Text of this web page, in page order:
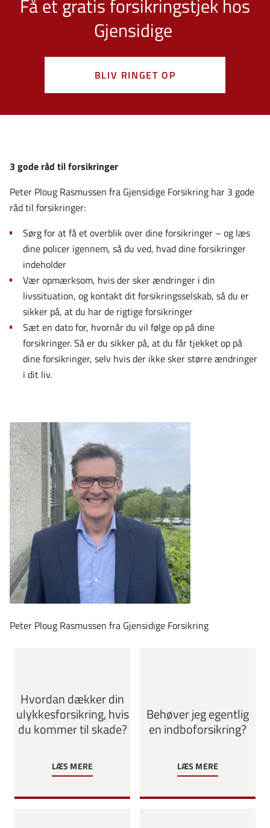
Få et gratis forsikringstjek hos
Gjensidige
BLIV RINGET OP
3 gode råd til forsikringer
Peter Ploug Rasmussen fra Gjensidige Forsikring har 3 gode
råd til forsikringer:
Sørg for at få et overblik over dine forsikringer – og læs
dine policer igennem, så du ved, hvad dine forsikringer
indeholder
Vær opmærksom, hvis der sker ændringer i din
livssituation, og kontakt dit forsikringsselskab, så du er
sikker på, at du har de rigtige forsikringer
Sæt en dato for, hvornår du vil følge op på dine
forsikringer. Så er du sikker på, at du får tjekket op på
dine forsikringer, selv hvis der ikke sker større ændringer
i dit liv.
Peter Ploug Rasmussen fra Gjensidige Forsikring
Hvordan dækker din
ulykkesforsikring, hvis
du kommer til skade?
LÆS MERE
Behøver jeg egentlig
en indboforsikring?
LÆS MERE